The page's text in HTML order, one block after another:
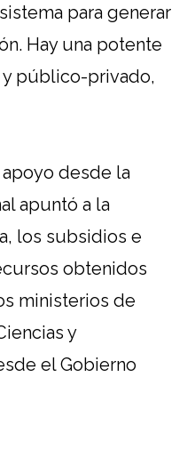
para generar
Hay una potente
público-privado,
desde la
apuntó a la
los subsidios e
obtenidos
ministerios de
y
el Gobierno